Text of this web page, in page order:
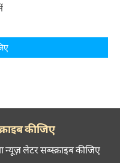
कीजिए
न्यूज़ लेटर सब्स्क्राइब कीजिए